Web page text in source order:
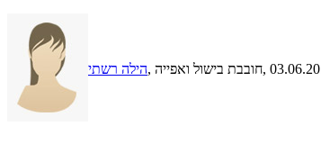
הילה רשתי , חובבת בישול ואפייה,